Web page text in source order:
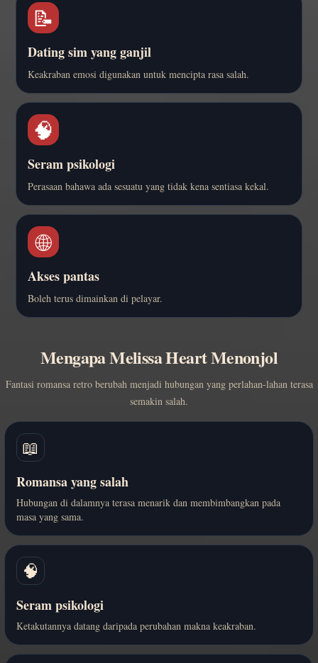
📝
Dating sim yang ganjil
Keakraban emosi digunakan untuk mencipta rasa salah.
🧠
Seram psikologi
Perasaan bahawa ada sesuatu yang tidak kena sentiasa kekal.
🌐
Akses pantas
Boleh terus dimainkan di pelayar.
Mengapa Melissa Heart Menonjol
Fantasi romansa retro berubah menjadi hubungan yang perlahan-lahan terasa
semakin salah.
📖
Romansa yang salah
Hubungan di dalamnya terasa menarik dan membimbangkan pada
masa yang sama.
🧠
Seram psikologi
Ketakutannya datang daripada perubahan makna keakraban.